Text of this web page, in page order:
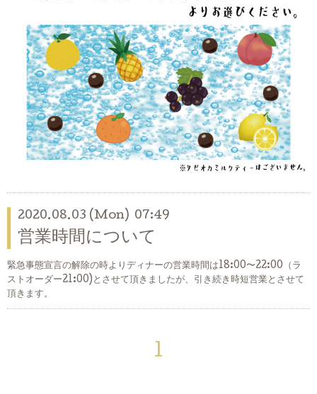
2020.08.03 (Mon) 07:49
営業時間について
緊急事態宣言の解除の時よりディナーの営業時間は18:00〜22:00（ラ
ストオーダー21:00)とさせて頂きましたが、引き続き時短営業とさせて
頂きます。
1